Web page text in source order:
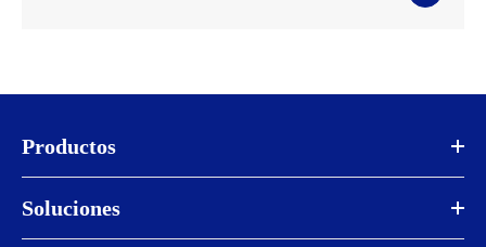
Productos
Soluciones